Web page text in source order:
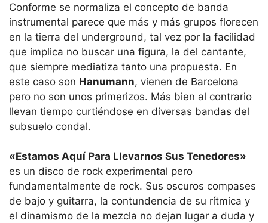
Conforme se normaliza el concepto de banda
instrumental parece que más y más grupos florecen
en la tierra del underground, tal vez por la facilidad
que implica no buscar una figura, la del cantante,
que siempre mediatiza tanto una propuesta. En
este caso son Hanumann, vienen de Barcelona
pero no son unos primerizos. Más bien al contrario
llevan tiempo curtiéndose en diversas bandas del
subsuelo condal.
«Estamos Aquí Para Llevarnos Sus Tenedores»
es un disco de rock experimental pero
fundamentalmente de rock. Sus oscuros compases
de bajo y guitarra, la contundencia de su rítmica y
el dinamismo de la mezcla no dejan lugar a duda y